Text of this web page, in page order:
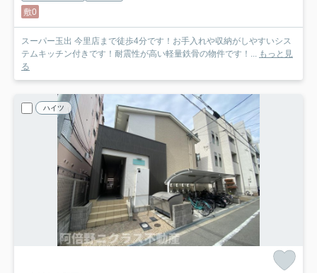
敷0
スーパー玉出 今里店まで徒歩4分です！お手入れや収納がしやすいシス
テムキッチン付きです！耐震性が高い軽量鉄骨の物件です！... もっと見
る
ハイツ